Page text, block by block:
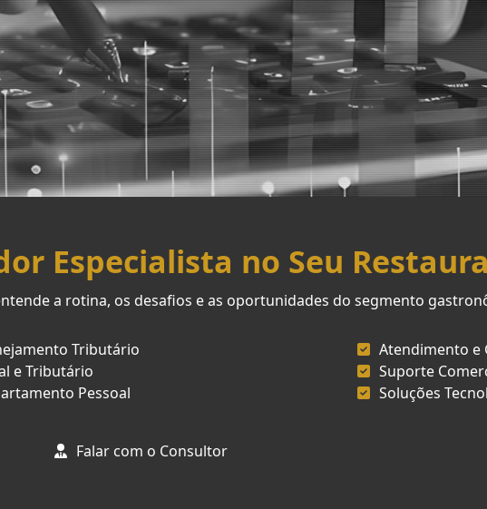
Especialista no Seu
a rotina, os desafios e as oportunidades do segmento
Tributário
e Tributário
Pessoal
Atendimento e
Suporte
Soluções
Falar com o Consultor